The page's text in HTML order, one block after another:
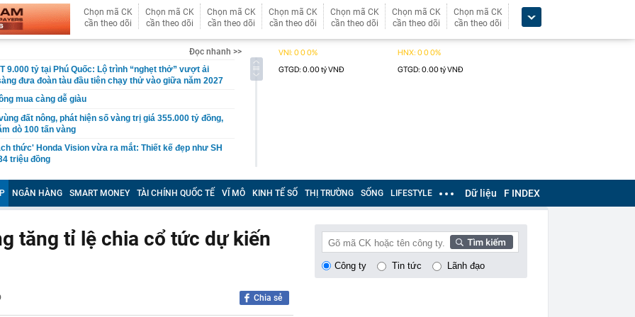
Chọn mã CK
cần theo dõi
Chọn mã CK
cần theo dõi
Chọn mã CK
cần theo dõi
Chọn mã CK
cần theo dõi
Chọn mã CK
cần theo dõi
Chọn mã CK
cần theo dõi
Chọn mã CK
cần theo dõi
Đọc nhanh >>
9.000 tỷ tại Phú Quốc: Lộ trình “nghẹt thở” vượt ải
đưa đoàn tàu đầu tiên chạy thử vào giữa năm 2027
mua càng dễ giàu
đất nông, phát hiện số vàng trị giá 355.000 tỷ đồng,
dò 100 tấn vàng
thức' Honda Vision vừa ra mắt: Thiết kế đẹp như SH
triệu đồng
xác minh ô tô đỗ ở khu đô thị bị trộm mất 2 bánh xe
Hồng bị sạt do mưa lớn
rõ dáng vóc bên bờ biển
không nên ăn: Có bộ phận chứa độc tố, ăn phải có
shipper, tài khoản ngân hàng lập tức hiện lệnh
NGÂN HÀNG SMART MONEY TÀI CHÍNH QUỐC TẾ VĨ MÔ KINH TẾ SỐ THỊ TRƯỜNG SỐNG LIFESTYLE Dữ liệu F INDEX
tăng tỉ lệ chia cổ tức dự kiến
Chia sẻ
Công ty Tin tức Lãnh đạo